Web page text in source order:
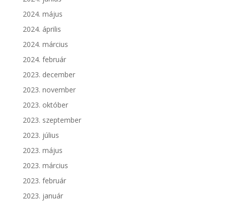
2024. május
2024. április
2024. március
2024. február
2023. december
2023. november
2023. október
2023. szeptember
2023. július
2023. május
2023. március
2023. február
2023. január